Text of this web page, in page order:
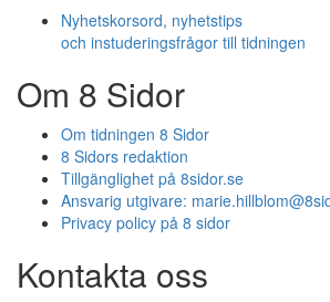
Nyhetskorsord, nyhetstips
och instuderingsfrågor till tidningen
Om 8 Sidor
Om tidningen 8 Sidor
8 Sidors redaktion
Tillgänglighet på 8sidor.se
Ansvarig utgivare:
Privacy policy på 8 sidor
Kontakta oss